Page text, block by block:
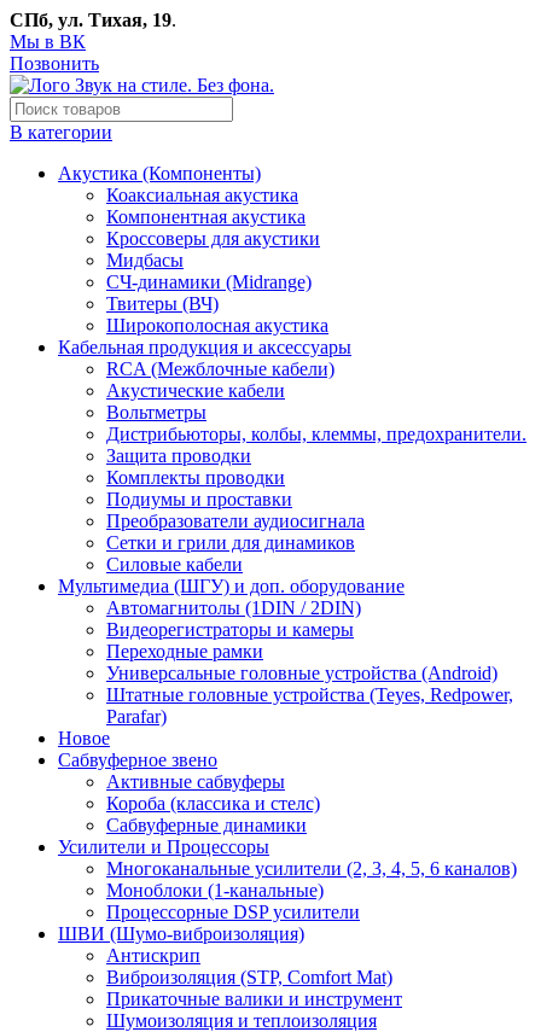
СПб, ул. Тихая, 19.
Мы в ВК
Позвонить
В категории
Акустика (Компоненты)
Коаксиальная акустика
Компонентная акустика
Кроссоверы для акустики
Мидбасы
СЧ-динамики (Midrange)
Твитеры (ВЧ)
Широкополосная акустика
Кабельная продукция и аксессуары
RCA (Межблочные кабели)
Акустические кабели
Вольтметры
Дистрибьюторы, колбы, клеммы, предохранители.
Защита проводки
Комплекты проводки
Подиумы и проставки
Преобразователи аудиосигнала
Сетки и грили для динамиков
Силовые кабели
Мультимедиа (ШГУ) и доп. оборудование
Автомагнитолы (1DIN / 2DIN)
Видеорегистраторы и камеры
Переходные рамки
Универсальные головные устройства (Android)
Штатные головные устройства (Teyes, Redpower,
Parafar)
Новое
Сабвуферное звено
Активные сабвуферы
Короба (классика и стелс)
Сабвуферные динамики
Усилители и Процессоры
Многоканальные усилители (2, 3, 4, 5, 6 каналов)
Моноблоки (1-канальные)
Процессорные DSP усилители
ШВИ (Шумо-виброизоляция)
Антискрип
Виброизоляция (STP, Comfort Mat)
Прикаточные валики и инструмент
Шумоизоляция и теплоизоляция